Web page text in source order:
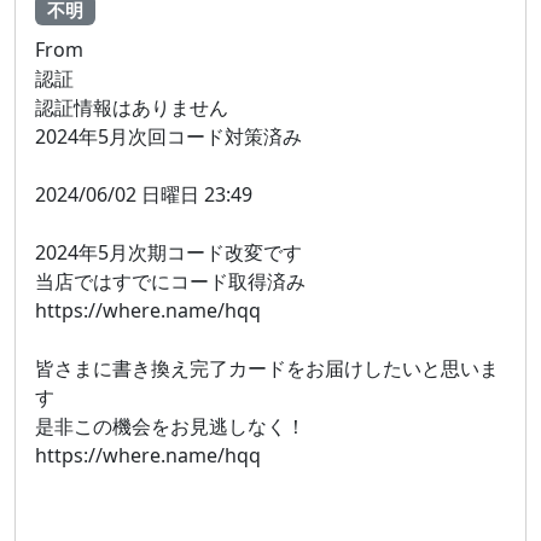
不明
From
認証
認証情報はありません
2024年5月次回コード対策済み
2024/06/02 日曜日 23:49
2024年5月次期コード改変です
当店ではすでにコード取得済み
https://where.name/hqq
皆さまに書き換え完了カードをお届けしたいと思いま
す
是非この機会をお見逃しなく！
https://where.name/hqq